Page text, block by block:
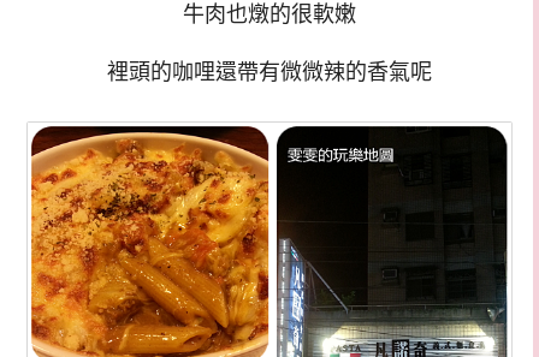
牛肉也燉的很軟嫩
裡頭的咖哩還帶有微微辣的香氣呢